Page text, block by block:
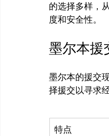
的选择多样，
墨尔本援
墨尔本的援交
特点